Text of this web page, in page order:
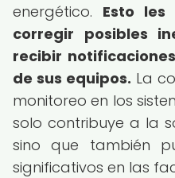
energético. Esto
corregir posibles
recibir
de sus equipos. La
monitoreo en los
solo contribuye a la
sino que también
significativos en las